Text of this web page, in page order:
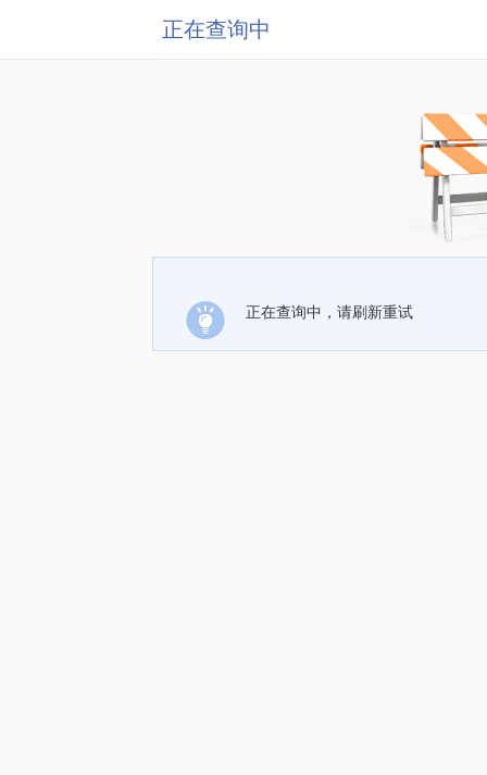
正在查询中
正在查询中，请刷新重试